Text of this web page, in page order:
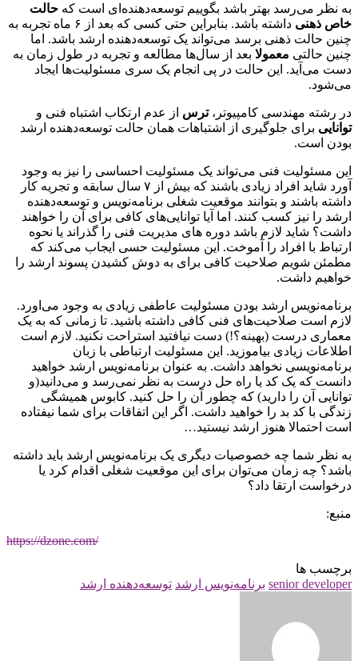
به نظر می‌رسد بهتر باشد بگوییم توسعه‌دهنده‌ای است که حالت
خاص ذهنی
داشته باشد. بنابراین حتی کسی که بعد از ۶ ماه تجربه به
چنین حالت ذهنی برسد می‌تواند یک توسعه‌دهنده ارشد باشد. اما
چنین حالتی معمولا بعد از سال‌ها مطالعه و تجربه در طول زمان به
دست می‌آید. این حالت در پی انجام یک سری مسئولیت‌ها ایجاد
می‌شود.
در رشته مهندسی کامپیوتر،ترس از عدم ارتکاب اشتباه فنی و
توانایی برای جلوگیری از اشتباهات همان حالت توسعه‌دهنده ارشد
بودن است.
این مسئولیت فنی می‌تواند یک مسئولیت احساسی را نیز به وجود
آورد شاید افراد زیادی باشند که بیش از ۷ سال سابقه و تجریه کار
داشته باشند و بتوانند موقعیت شغلی برنامه‌نویس و توسعه‌دهنده
ارشد را نیز کسب کنند. اما آیا توانایی‌های کافی برای آن را خواهند
داشت؟ شاید لازم باشد دوره های مدیریت فنی را گذراند یا نحوه
ارتباط با افراد را آموخت. این مسئولیت حسی ایجاب می‌کند که
مطمئن شویم صلاحیت کافی برای به دوش کشیدن پسوند ارشد را
خواهیم داشت.
برنامه‌نویس ارشد بودن مسئولیت عاطفی زیادی به وجود می‌اورد.
لازم است صلاحیت‌های فنی کافی داشته باشید. تا زمانی که به یک
معماری درست (بهینه؟!) دست نیافتید استراحت نکنید. لازم است
اطلاعات زیادی بیاموزید. این مسئولیت ارتباطی با زبان
برنامه‌نویسی نخواهد داشت. به عنوان برنامه‌نویس ارشد خواهید
دانست که یک کد یا راه حل درست به نظر نمی‌رسد و می‌دانید(و
توانایی آن را دارید) که چطور آن را حل کنید. کابوس همیشگی
زندگی با کد بد را خواهید داشت. اگر این اتفاقات برای شما نیفتاده
است احتمالا هنوز ارشد نیستید…
به نظر شما چه خصوصیات دیگری یک برنامه‌نویس ارشد باید داشته
باشد؟ چه زمان می‌توان برای این موقعیت شغلی اقدام کرد یا
درخواست ارتقا داد؟
منبع:
https://dzone.com/
برچسب ها
senior developer برنامه‌نویس ارشد توسعه‌دهنده ارشد